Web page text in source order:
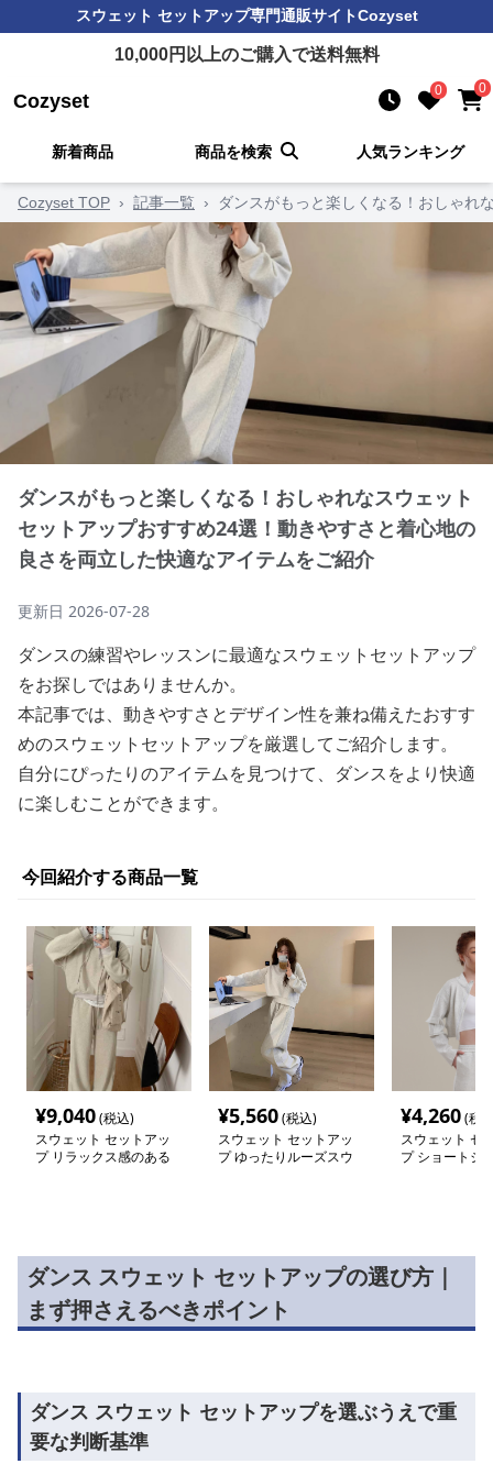
スウェット セットアップ専門通販サイトCozyset
10,000円以上のご購入で送料無料
Cozyset 0 0
新着商品 商品を検索 人気ランキング
Cozyset TOP › 記事一覧 › ダンスがもっと楽しくなる！おしゃれ
ダンスがもっと楽しくなる！おしゃれなスウェット
セットアップおすすめ24選！動きやすさと着心地の
良さを両立した快適なアイテムをご紹介
更新日 2026-07-28
ダンスの練習やレッスンに最適なスウェットセットアップ
をお探しではありませんか。
本記事では、動きやすさとデザイン性を兼ね備えたおすす
めのスウェットセットアップを厳選してご紹介します。
自分にぴったりのアイテムを見つけて、ダンスをより快適
に楽しむことができます。
今回紹介する商品一覧
¥9,040(税込)
スウェット セットアッ
プ リラックス感のある
¥5,560(税込)
スウェット セットアッ
プ ゆったりルーズスウ
¥4,260(税
スウェット セ
プ ショートジ
ダンス スウェット セットアップの選び方｜
まず押さえるべきポイント
ダンス スウェット セットアップを選ぶうえで重
要な判断基準